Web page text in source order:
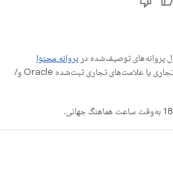
پروانه‌های توصیف‌شده در پروانه محتوا
هستند. جاوا و OpenJDK علامت‌های تجاری یا علامت‌های تجاری ثبت‌شده Oracle و/